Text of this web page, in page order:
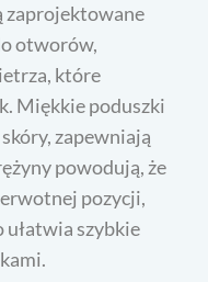
zaprojektowane
otworów,
które
Miękkie poduszki
zapewniają
powodują, że
pozycji,
ułatwia szybkie